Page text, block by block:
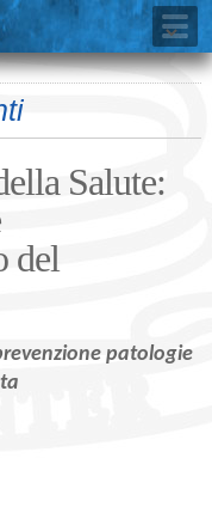
Salute:
del
patologie